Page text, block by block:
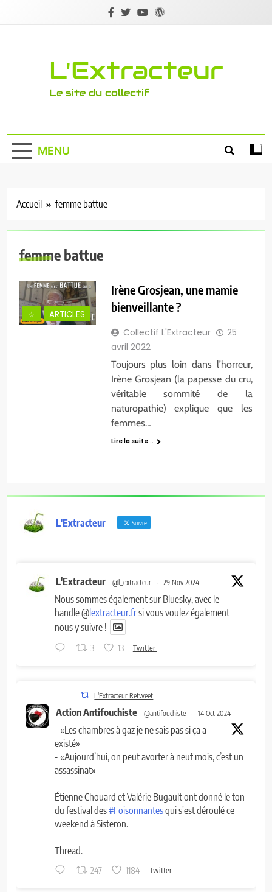
L'Extracteur
Le site du collectif
MENU
Accueil femme battue
femme battue
☆ ARTICLES
Irène Grosjean, une mamie
bienveillante ?
Collectif L'Extracteur
25
avril 2022
Toujours plus loin dans l’horreur,
Irène Grosjean (la papesse du cru,
véritable sommité de la
naturopathie) explique que les
femmes…
Lire la suite...
L'Extracteur Suivre
L'Extracteur @l_extracteur · 29 Nov 2024
Nous sommes également sur Bluesky, avec le
handle @lextracteur.frsi vous voulez également
nous y suivre !
3 13 Twitter
L'Extracteur Retweet
Action Antifouchiste @antifouchiste · 14 Oct 2024
- «Les chambres à gaz je ne sais pas si ça a
existé»
- «Aujourd’hui, on peut avorter à neuf mois, c’est un
assassinat»
Étienne Chouard et Valérie Bugault ont donné le ton
du festival des#Foisonnantesqui s'est déroulé ce
weekend à Sisteron.
Thread.
247 1184 Twitter